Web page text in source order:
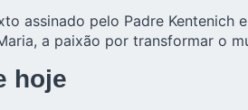
assinado pelo Padre Kentenich
a paixão por transformar o
hoje